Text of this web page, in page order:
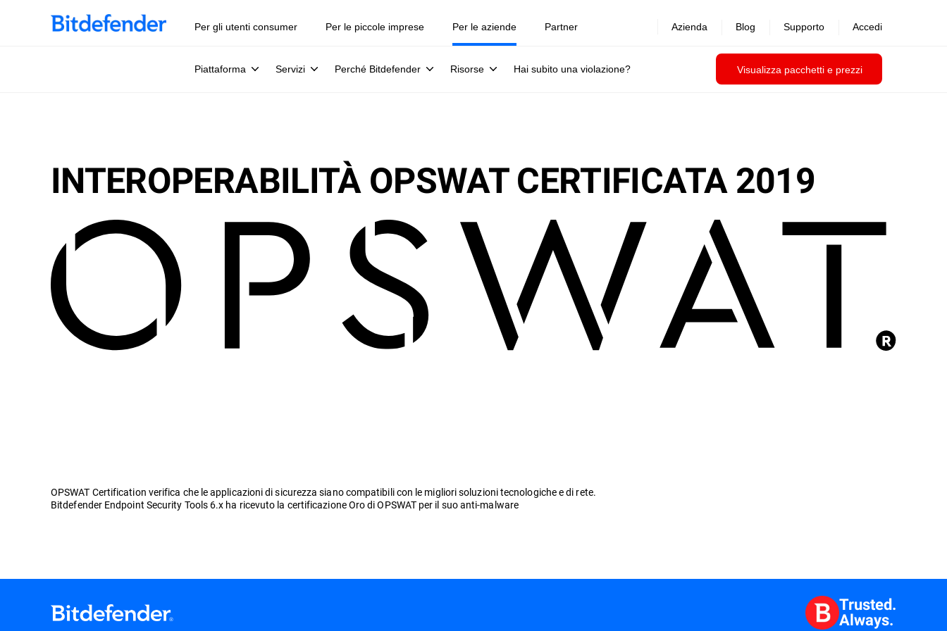
Per gli utenti consumer Per le piccole imprese Per le aziende
Piattaforma Servizi Perché Bitdefender Risorse Hai subito una violazione? Visualizza pacchetti e prezzi
Partner Azienda Blog Supporto Accedi
INTEROPERABILITÀ OPSWAT CERTIFICATA 2019
OPSWAT Certification verifica che le applicazioni di sicurezza siano compatibili con le migliori soluzioni tecnologiche e di rete.
Bitdefender Endpoint Security Tools 6.x ha ricevuto la certificazione Oro di OPSWAT per il suo anti-malware
Trusted.
Always.